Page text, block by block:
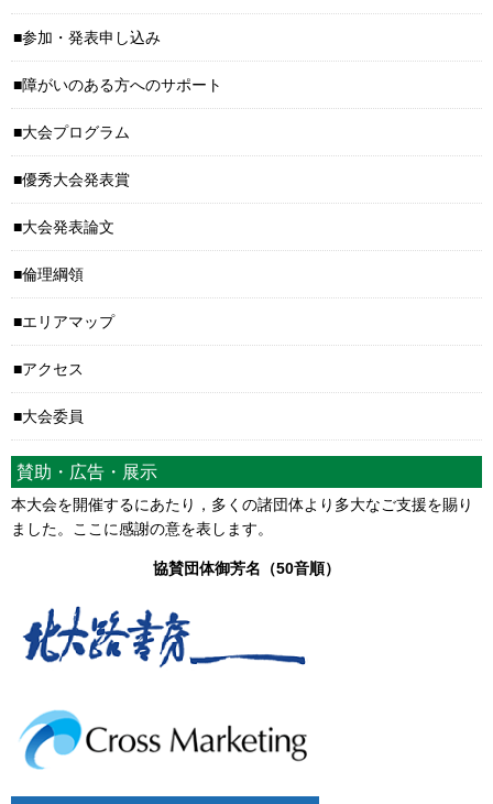
参加・発表申し込み
障がいのある方へのサポート
大会プログラム
優秀大会発表賞
大会発表論文
倫理綱領
エリアマップ
アクセス
大会委員
賛助・広告・展示
本大会を開催するにあたり，多くの諸団体より多大なご支援を賜り
ました。ここに感謝の意を表します。
協賛団体御芳名（50音順）